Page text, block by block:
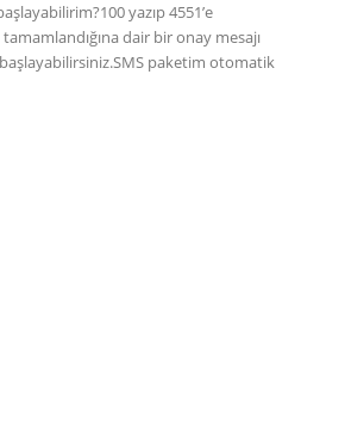
yazıp 4551’e
dair bir onay mesajı
paketim otomatik